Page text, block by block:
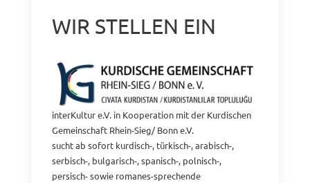
WIR STELLEN EIN
interKultur e.V. in Kooperation mit der Kurdischen
Gemeinschaft Rhein-Sieg/ Bonn e.V.
sucht ab sofort kurdisch-, türkisch-, arabisch-,
serbisch-, bulgarisch-, spanisch-, polnisch-,
persisch- sowie romanes-sprechende